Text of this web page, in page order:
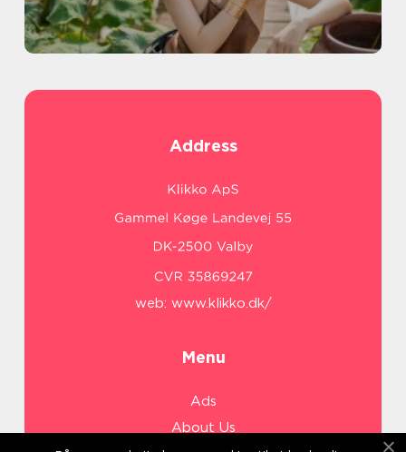
Address
web: www.klikko.dk/
Menu
Ads
About Us